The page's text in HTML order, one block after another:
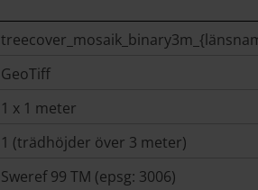
GeoTiff
1 x 1 meter
1 (trädhöjder över 3 meter)
Sweref 99 TM (epsg: 3006)